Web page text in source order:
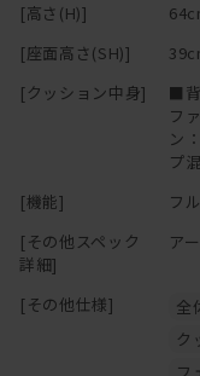
[高さ(H)]
[座面高さ(SH)]
[クッション中身]
■背
フ
ン
プ
[機能]
フ
[その他スペック
詳細]
ア
[その他仕様] 全
ク